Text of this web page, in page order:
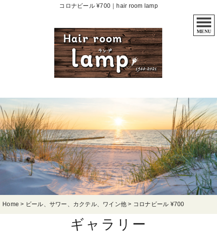
コロナビール ¥700｜hair room lamp
MENU
Home > ビール、サワー、カクテル、ワイン他 > コロナビール ¥700
ギャラリー